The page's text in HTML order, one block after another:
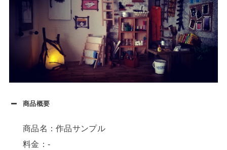
商品概要
商品名：作品サンプル
料金：-